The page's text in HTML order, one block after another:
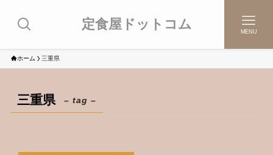
定食屋ドットコム MENU
ホーム 三重県
三重県 – tag –